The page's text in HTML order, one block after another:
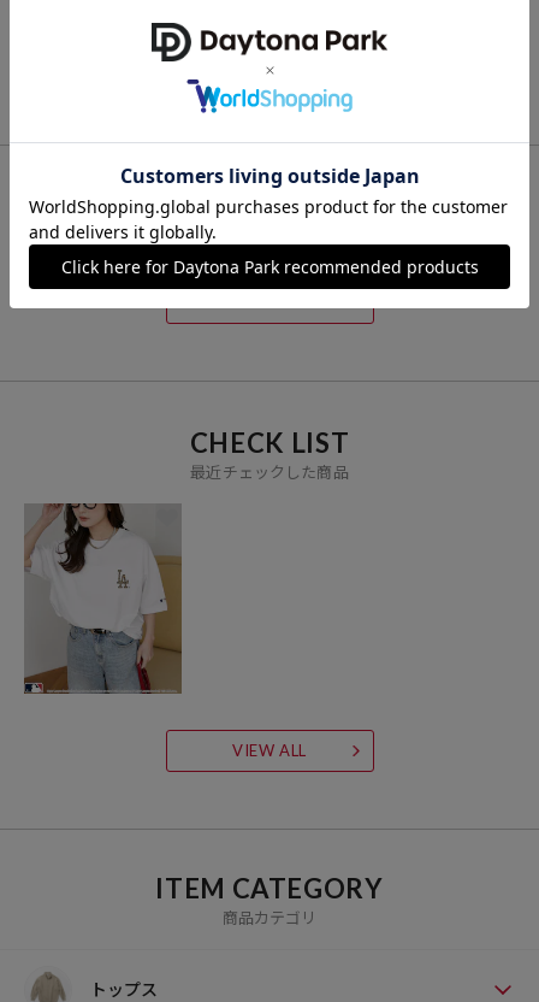
円（2026年3月4日時点）
※「参考価格」とは、Daytona Parkにおける対象商品の通常販売（先
行予約・先行割引は含まれません）開始時点の価格です。
【PUBLUX/パブリュクス】
その瞬間を大切に、なりたい自分になれたら。
いま着たいリアルクローズを自由な感性で提案する、
ジェンダーレスなストリートブランドです。
ツ 限定展開
4,196 円 30%OFF
FOR YOU
あなたにおすすめのアイテム
CHECK LIST
最近チェックした商品
VIEW ALL
ITEM CATEGORY
商品カテゴリ
トップス